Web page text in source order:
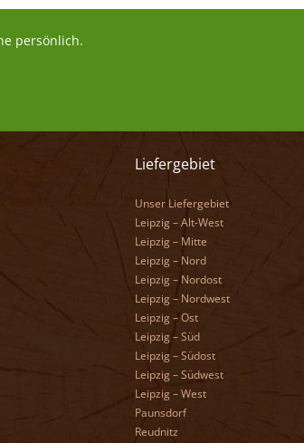
persönlich.
Liefergebiet
Unser Liefergebiet
Leipzig – Alt-West
Leipzig – Mitte
Leipzig – Nord
Leipzig – Nordost
Leipzig – Nordwest
Leipzig – Ost
Leipzig – Süd
Leipzig – Südost
Leipzig – Südwest
Leipzig – West
Paunsdorf
Reudnitz